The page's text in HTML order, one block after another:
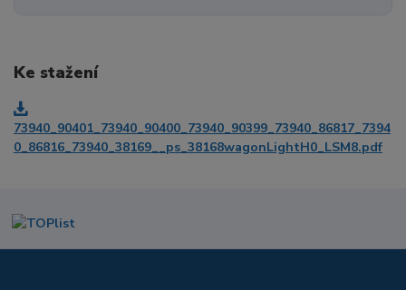
Ke stažení
73940_90401_73940_90400_73940_90399_73940_86817_7394
0_86816_73940_38169__ps_38168wagonLightH0_LSM8.pdf